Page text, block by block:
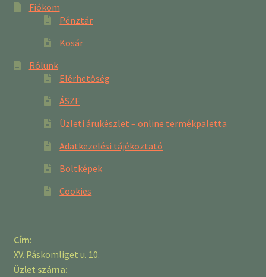
Fiókom
Pénztár
Kosár
Rólunk
Elérhetőség
ÁSZF
Üzleti árukészlet – online termékpaletta
Adatkezelési tájékoztató
Boltképek
Cookies
Cím:
XV. Páskomliget u. 10.
Üzlet száma: